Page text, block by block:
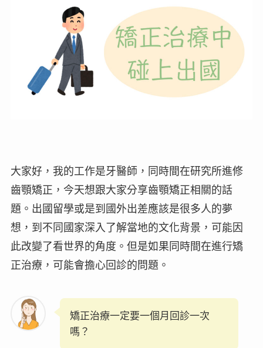
大家好，我的工作是牙醫師，同時間在研究所進修
齒顎矯正，今天想跟大家分享齒顎矯正相關的話
題。出國留學或是到國外出差應該是很多人的夢
想，到不同國家深入了解當地的文化背景，可能因
此改變了看世界的角度。但是如果同時間在進行矯
正治療，可能會擔心回診的問題。
矯正治療一定要一個月回診一次
嗎？